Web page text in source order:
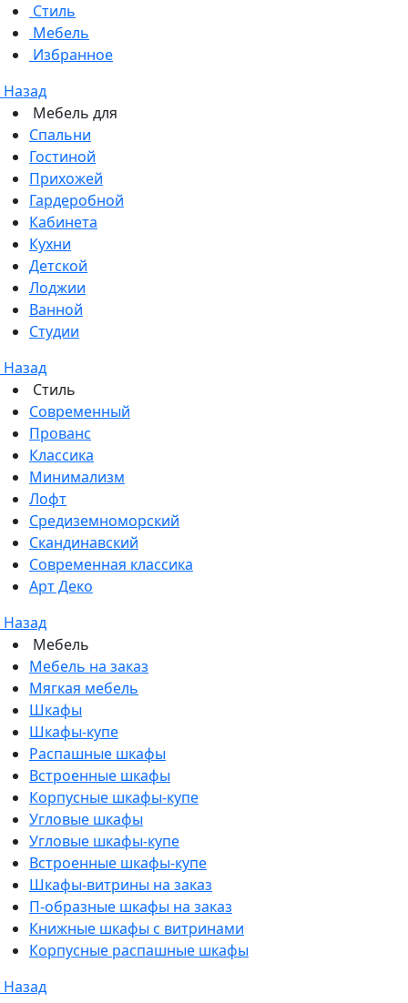
Стиль
Мебель
Избранное
Назад
Мебель для
Спальни
Гостиной
Прихожей
Гардеробной
Кабинета
Кухни
Детской
Лоджии
Ванной
Студии
Назад
Стиль
Современный
Прованс
Классика
Минимализм
Лофт
Средиземноморский
Скандинавский
Современная классика
Арт Деко
Назад
Мебель
Мебель на заказ
Мягкая мебель
Шкафы
Шкафы-купе
Распашные шкафы
Встроенные шкафы
Корпусные шкафы-купе
Угловые шкафы
Угловые шкафы-купе
Встроенные шкафы-купе
Шкафы-витрины на заказ
П-образные шкафы на заказ
Книжные шкафы с витринами
Корпусные распашные шкафы
Назад